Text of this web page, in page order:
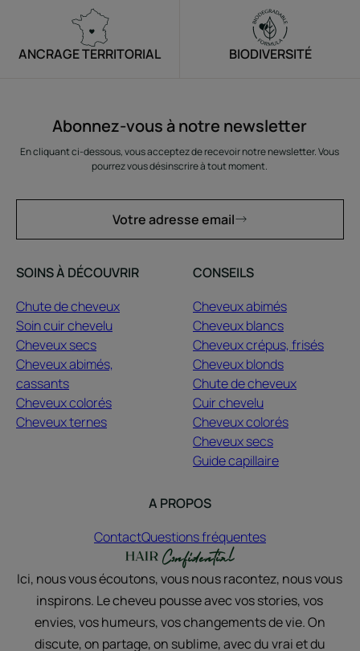
ANCRAGE TERRITORIAL BIODIVERSITÉ
Abonnez-vous à notre newsletter
En cliquant ci-dessous, vous acceptez de recevoir notre newsletter. Vous
pourrez vous désinscrire à tout moment.
Votre adresse email
SOINS À DÉCOUVRIR
Chute de cheveux
Soin cuir chevelu
Cheveux secs
Cheveux abimés,
cassants
Cheveux colorés
Cheveux ternes
CONSEILS
Cheveux abimés
Cheveux blancs
Cheveux crépus, frisés
Cheveux blonds
Chute de cheveux
Cuir chevelu
Cheveux colorés
Cheveux secs
Guide capillaire
A PROPOS
ContactQuestions fréquentes
Ici, nous vous écoutons, vous nous racontez, nous vous
inspirons. Le cheveu pousse avec vos stories, vos
envies, vos humeurs, vos changements de vie. On
discute, on partage, on sublime, avec du vrai et du